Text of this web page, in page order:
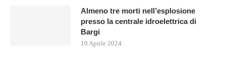
Almeno tre morti nell’esplosione
presso la centrale idroelettrica di
Bargi
10 Aprile 2024